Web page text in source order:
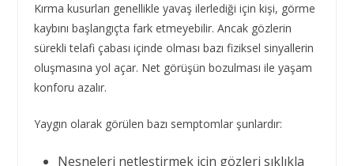
Kırma kusurları genellikle yavaş ilerlediği için kişi, görme
kaybını başlangıçta fark etmeyebilir. Ancak gözlerin
sürekli telafi çabası içinde olması bazı fiziksel sinyallerin
oluşmasına yol açar. Net görüşün bozulması ile yaşam
konforu azalır.
Yaygın olarak görülen bazı semptomlar şunlardır:
Nesneleri netleştirmek için gözleri sıklıkla